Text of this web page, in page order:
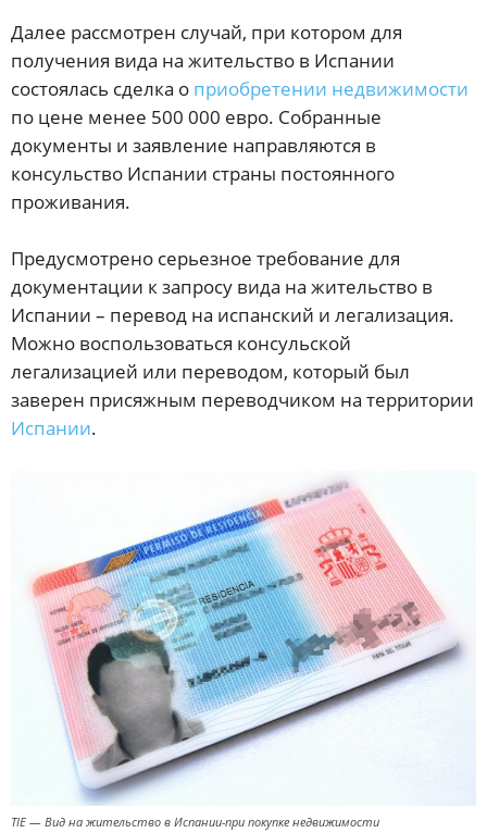
Далее рассмотрен случай, при котором для
получения вида на жительство в Испании
состоялась сделка о приобретении недвижимости
по цене менее 500 000 евро. Собранные
документы и заявление направляются в
консульство Испании страны постоянного
проживания.
Предусмотрено серьезное требование для
документации к запросу вида на жительство в
Испании – перевод на испанский и легализация.
Можно воспользоваться консульской
легализацией или переводом, который был
заверен присяжным переводчиком на территории
Испании.
TIE — Вид на жительство в Испании-при покупке недвижимости